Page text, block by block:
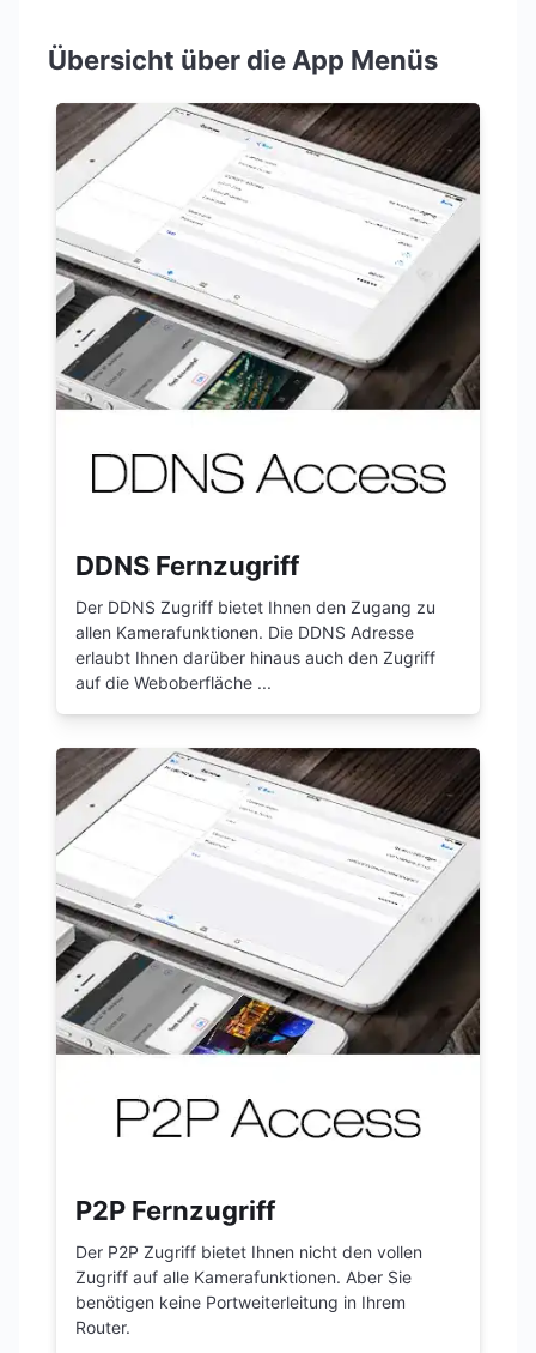
Übersicht über die App Menüs
DDNS Fernzugriff
Der DDNS Zugriff bietet Ihnen den Zugang zu
allen Kamerafunktionen. Die DDNS Adresse
erlaubt Ihnen darüber hinaus auch den Zugriff
auf die Weboberfläche ...
P2P Fernzugriff
Der P2P Zugriff bietet Ihnen nicht den vollen
Zugriff auf alle Kamerafunktionen. Aber Sie
benötigen keine Portweiterleitung in Ihrem
Router.